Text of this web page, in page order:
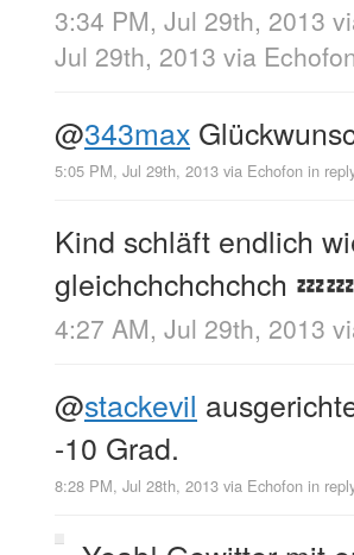
3:34 PM, Jul 29th, 2013
Jul 29th, 2013 via
@343max
5:05 PM, Jul 29th, 2013 via Echofon in
Kind schläft endlich
gleichchchchchch
4:27 AM, Jul 29th, 2013
@stackevil
-10 Grad.
8:28 PM, Jul 28th, 2013 via Echofon in